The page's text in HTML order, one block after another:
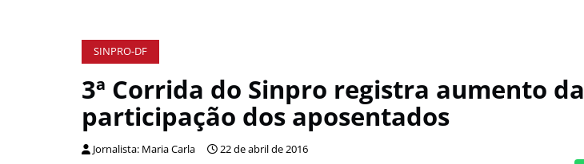
SINPRO-DF
3ª Corrida do Sinpro registra aumento da
participação dos aposentados
Jornalista: Maria Carla 22 de abril de 2016